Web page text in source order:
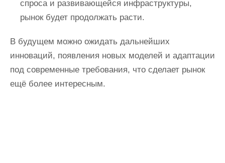
спроса и развивающейся инфраструктуры,
рынок будет продолжать расти.
В будущем можно ожидать дальнейших
инноваций, появления новых моделей и адаптации
под современные требования, что сделает рынок
ещё более интересным.